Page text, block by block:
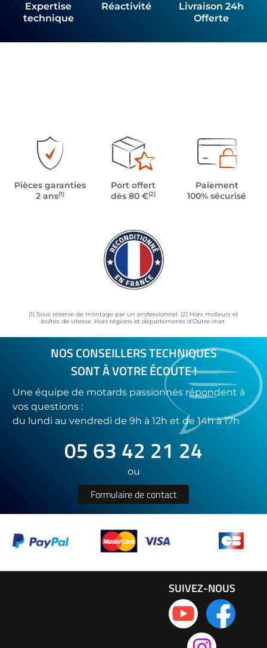
Expertise
technique
Réactivité
Livraison 24h
Offerte
Pièces garanties
2 ans(1)
Port offert
dès 80 €(2)
Paiement
100% sécurisé
(1) Sous réserve de montage par un professionnel. (2) Hors moteurs et
boîtes de vitesse. Hors régions et départements d’Outre-mer.
NOS CONSEILLERS TECHNIQUES
SONT À VOTRE ÉCOUTE !
Une équipe de motards passionnés répondent à
vos questions :
du lundi au vendredi de 9h à 12h et de 14h à 17h
05 63 42 21 24
ou
Formulaire de contact
SUIVEZ-NOUS